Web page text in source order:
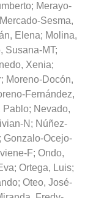
; Merayo-
Mercado-Sesma,
Elena; Molina,
Susana-MT;
Xenia;
; Moreno-Docón,
Fernández,
Pablo; Nevado,
N ; Núñez-
; Gonzalo-Ocejo-
F; Ondo,
; Ortega, Luis;
; Oteo, José-